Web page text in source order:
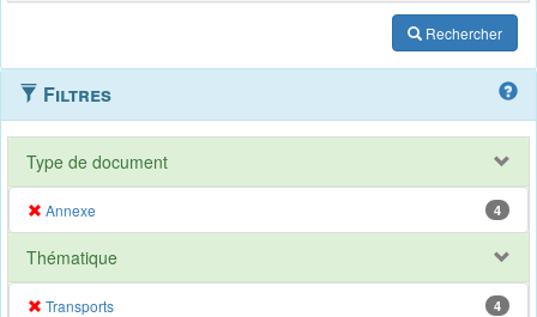
Rechercher
Filtres
Type de document
Annexe 4
Thématique
Transports 4